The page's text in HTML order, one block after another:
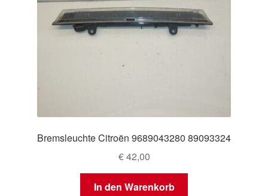
Bremsleuchte Citroën 9689043280 89093324
€42,00
In den Warenkorb